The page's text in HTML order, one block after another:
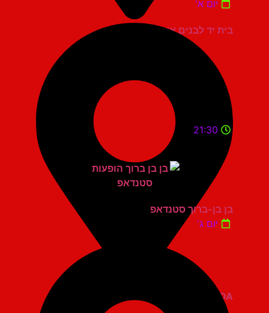
בית יד לבנים אשדוד
יום א'
21:30
בן בן-ברוך סטנדאפ
יום ג'